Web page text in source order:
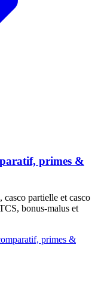
primes &
casco partielle et casco
bonus-malus et
primes &